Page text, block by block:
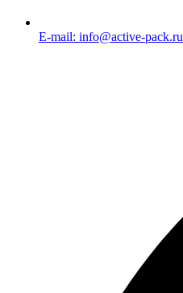
E-mail: info@active-pack.ru